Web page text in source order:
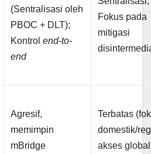
(Sentralisasi oleh
PBOC + DLT);
Kontrolend-to-
end
Fokus pada
mitigasi
Agresif,
memimpin
mBridge
Terbatas
domestik/
akses